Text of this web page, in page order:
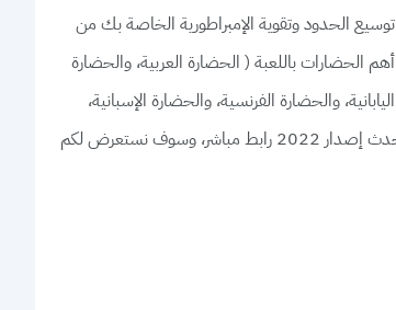
الحدود وتقوية الإمبراطورية الخاصة بك من
12 حضارة مختلفة، 68 بطل تاريخي ومن أهم الحضارات باللعبة ( الحضارة العربية، والحضارة
والحضارة الفرنسية، والحضارة الإسبانية،
والحضارة الكورية) أختر أي منها وابدأ المغامرة، حمل لعبة رايز اوف كينج دوم احدث إصدار 2022 رابط مباشر، وسوف نستعرض لكم